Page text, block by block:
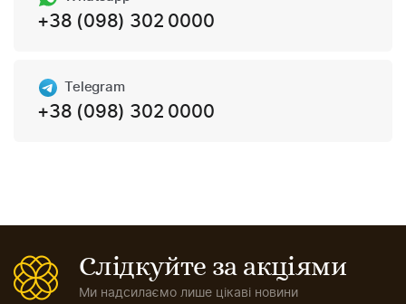
+38 (098) 302 0000
Telegram
+38 (098) 302 0000
Слідкуйте за акціями
Ми надсилаємо лише цікаві новини